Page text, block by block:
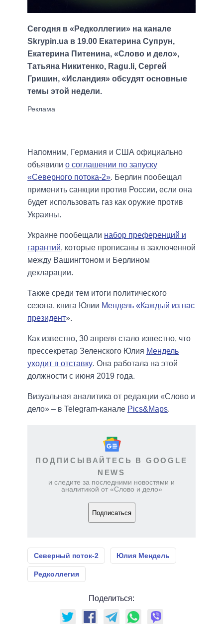
Сегодня в «Редколлегии» на канале
Skrypin.ua в 19.00 Екатерина Супрун,
Екатерина Питенина, «Слово и дело»,
Татьяна Никитенко, Ragu.li, Сергей
Гришин, «Исландия» обсудят основные
темы этой недели.
Напомним, Германия и США официально
объявили о соглашении по запуску
«Северного потока-2». Берлин пообещал
применить санкции против России, если она
будет использовать газ как оружие против
Украины.
Украине пообещали набор преференций и
гарантий, которые прописаны в заключенной
между Вашингтоном и Берлином
декларации.
Также среди тем итоги политического
сезона, книга Юлии Мендель «Каждый из нас
президент».
Как известно, 30 апреля стало известно, что
прессекретар Зеленского Юлия Мендель
уходит в отставку. Она работала на этой
должности с июня 2019 года.
Визуальная аналитика от редакции «Слово и
дело» – в Telegram-канале Pics&Maps.
ПОДПИСЫВАЙТЕСЬ В GOOGLE
NEWS
и следите за последними новостями и
аналитикой от «Слово и дело»
Подписаться
Северный поток-2 Юлия Мендель
Редколлегия
Поделиться: